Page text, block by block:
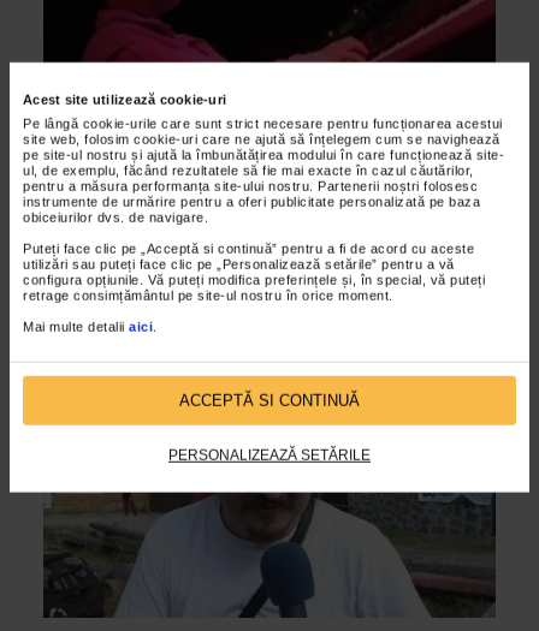
Acest site utilizează cookie-uri
Pe lângă cookie-urile care sunt strict necesare pentru funcționarea acestui
site web, folosim cookie-uri care ne ajută să înțelegem cum se navighează
pe site-ul nostru și ajută la îmbunătățirea modului în care funcționează site-
ul, de exemplu, făcând rezultatele să fie mai exacte în cazul căutărilor,
pentru a măsura performanța site-ului nostru. Partenerii noștri folosesc
instrumente de urmărire pentru a oferi publicitate personalizată pe baza
obiceiurilor dvs. de navigare.
Puteți face clic pe „Acceptă si continuă” pentru a fi de acord cu aceste
utilizări sau puteți face clic pe „Personalizează setările” pentru a vă
configura opțiunile. Vă puteți modifica preferințele și, în special, vă puteți
retrage consimțământul pe site-ul nostru în orice moment.
Mai multe detalii aici.
ACCEPTĂ SI CONTINUĂ
PERSONALIZEAZĂ SETĂRILE
ARTELE SPECTACOLULUI
Garana 2010 – Bega Blues Band III
13/09/2010
Editia din acest an a festivalului a fost dedicata regretatului
muzician timisorean, Bela Kamocsa, unul dintre fondatorii
formatiei Bega Blues Band. Locul sau in...